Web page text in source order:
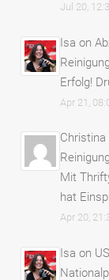
Jul 20,
Isa on
Erfolg!
Apr 21,
Christina
Mit
hat
Apr 20,
Isa on